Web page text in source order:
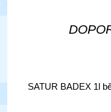
SATUR BADEX 1l